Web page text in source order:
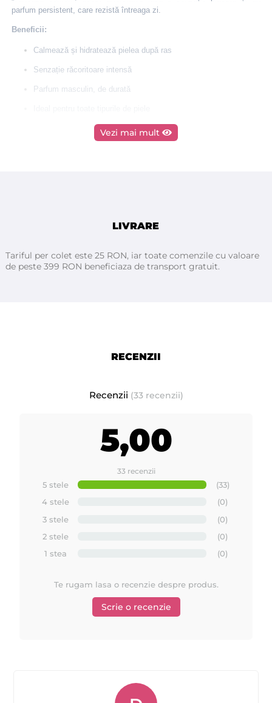
parfum persistent, care rezistă întreaga zi.
Beneficii:
Calmează și hidratează pielea după ras
Senzație răcoritoare intensă
Parfum masculin, de durată
Format generos de 150ml – perfect pentru uz zilnic sau
Vezi mai mult
LIVRARE
Tariful per colet este 25 RON, iar toate comenzile cu valoare
de peste 399 RON beneficiaza de transport gratuit.
RECENZII
Recenzii (33 recenzii)
5,00
33 recenzii
5 stele
(33)
4 stele
(0)
3 stele
(0)
2 stele
(0)
1 stea
(0)
Te rugam lasa o recenzie despre produs.
Scrie o recenzie